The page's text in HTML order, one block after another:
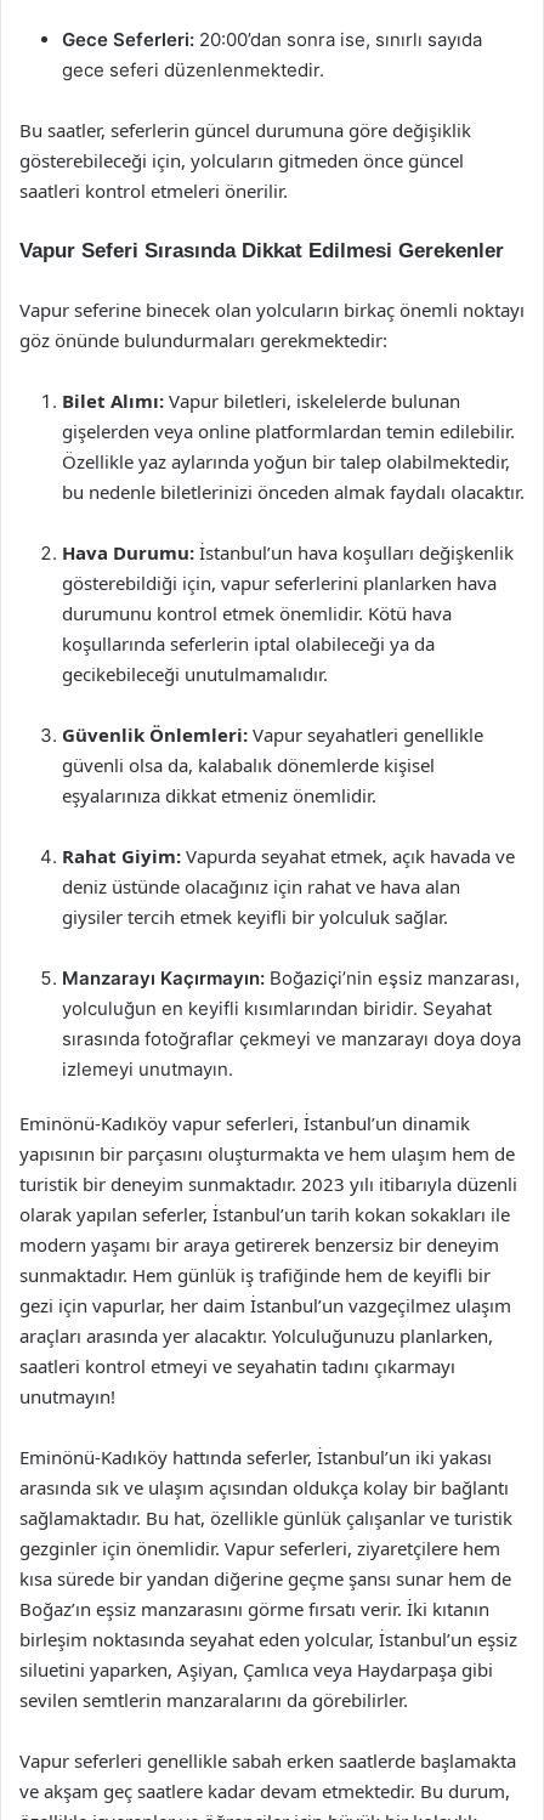
Gece Seferleri: 20:00’dan sonra ise, sınırlı sayıda
gece seferi düzenlenmektedir.
Bu saatler, seferlerin güncel durumuna göre değişiklik
gösterebileceği için, yolcuların gitmeden önce güncel
saatleri kontrol etmeleri önerilir.
Vapur Seferi Sırasında Dikkat Edilmesi Gerekenler
Vapur seferine binecek olan yolcuların birkaç önemli noktayı
göz önünde bulundurmaları gerekmektedir:
Bilet Alımı: Vapur biletleri, iskelelerde bulunan
gişelerden veya online platformlardan temin edilebilir.
Özellikle yaz aylarında yoğun bir talep olabilmektedir,
bu nedenle biletlerinizi önceden almak faydalı olacaktır.
Hava Durumu: İstanbul’un hava koşulları değişkenlik
gösterebildiği için, vapur seferlerini planlarken hava
durumunu kontrol etmek önemlidir. Kötü hava
koşullarında seferlerin iptal olabileceği ya da
gecikebileceği unutulmamalıdır.
Güvenlik Önlemleri: Vapur seyahatleri genellikle
güvenli olsa da, kalabalık dönemlerde kişisel
eşyalarınıza dikkat etmeniz önemlidir.
Rahat Giyim: Vapurda seyahat etmek, açık havada ve
deniz üstünde olacağınız için rahat ve hava alan
giysiler tercih etmek keyifli bir yolculuk sağlar.
Manzarayı Kaçırmayın: Boğaziçi’nin eşsiz manzarası,
yolculuğun en keyifli kısımlarından biridir. Seyahat
sırasında fotoğraflar çekmeyi ve manzarayı doya doya
izlemeyi unutmayın.
Eminönü-Kadıköy vapur seferleri, İstanbul’un dinamik
yapısının bir parçasını oluşturmakta ve hem ulaşım hem de
turistik bir deneyim sunmaktadır. 2023 yılı itibarıyla düzenli
olarak yapılan seferler, İstanbul’un tarih kokan sokakları ile
modern yaşamı bir araya getirerek benzersiz bir deneyim
sunmaktadır. Hem günlük iş trafiğinde hem de keyifli bir
gezi için vapurlar, her daim İstanbul’un vazgeçilmez ulaşım
araçları arasında yer alacaktır. Yolculuğunuzu planlarken,
saatleri kontrol etmeyi ve seyahatin tadını çıkarmayı
unutmayın!
Eminönü-Kadıköy hattında seferler, İstanbul’un iki yakası
arasında sık ve ulaşım açısından oldukça kolay bir bağlantı
sağlamaktadır. Bu hat, özellikle günlük çalışanlar ve turistik
gezginler için önemlidir. Vapur seferleri, ziyaretçilere hem
kısa sürede bir yandan diğerine geçme şansı sunar hem de
Boğaz’ın eşsiz manzarasını görme fırsatı verir. İki kıtanın
birleşim noktasında seyahat eden yolcular, İstanbul’un eşsiz
siluetini yaparken, Aşiyan, Çamlıca veya Haydarpaşa gibi
sevilen semtlerin manzaralarını da görebilirler.
Vapur seferleri genellikle sabah erken saatlerde başlamakta
ve akşam geç saatlere kadar devam etmektedir. Bu durum,